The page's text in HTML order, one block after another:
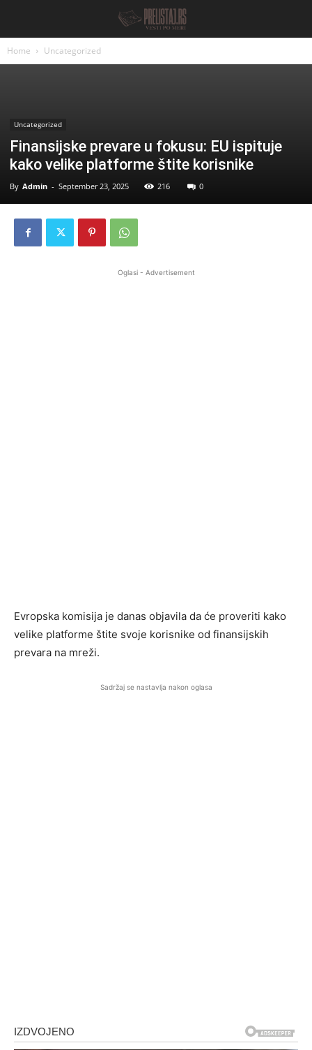
Home Uncategorized
Uncategorized
Finansijske prevare u fokusu: EU ispituje
kako velike platforme štite korisnike
By Admin - September 23, 2025 216 0
Oglasi - Advertisement
Evropska komisija je danas objavila da će proveriti kako
velike platforme štite svoje korisnike od finansijskih
prevara na mreži.
Sadržaj se nastavlja nakon oglasa